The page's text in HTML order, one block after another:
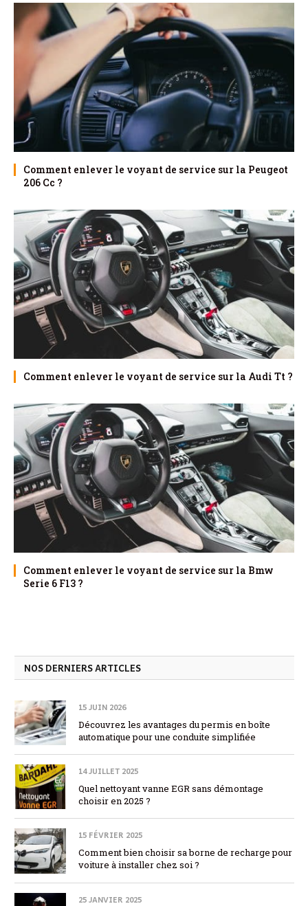
Comment enlever le voyant de service sur la Peugeot
206 Cc ?
Comment enlever le voyant de service sur la Audi Tt ?
Comment enlever le voyant de service sur la Bmw
Serie 6 F13 ?
NOS DERNIERS ARTICLES
15 JUIN 2026
Découvrez les avantages du permis en boîte
automatique pour une conduite simplifiée
14 JUILLET 2025
Quel nettoyant vanne EGR sans démontage
choisir en 2025 ?
15 FÉVRIER 2025
Comment bien choisir sa borne de recharge pour
voiture à installer chez soi ?
25 JANVIER 2025